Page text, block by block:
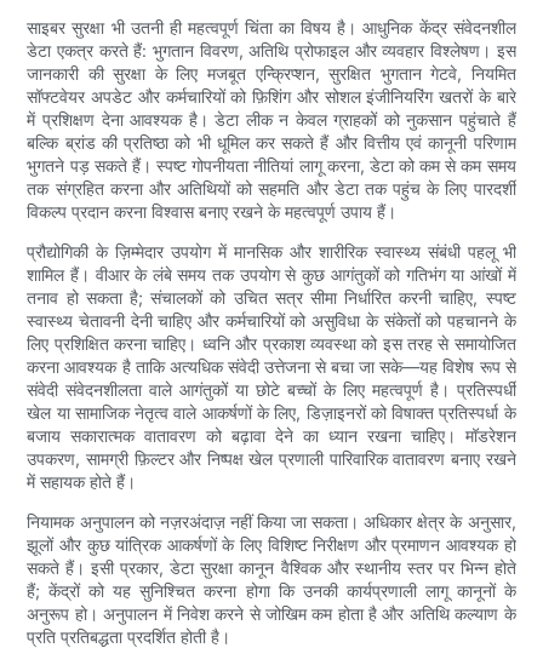
साइबर सुरक्षा भी उतनी ही महत्वपूर्ण चिंता का विषय है। आधुनिक केंद्र संवेदनशील
डेटा एकत्र करते हैं: भुगतान विवरण, अतिथि प्रोफाइल और व्यवहार विश्लेषण। इस
जानकारी की सुरक्षा के लिए मजबूत एन्क्रिप्शन, सुरक्षित भुगतान गेटवे, नियमित
सॉफ्टवेयर अपडेट और कर्मचारियों को फ़िशिंग और सोशल इंजीनियरिंग खतरों के बारे
में प्रशिक्षण देना आवश्यक है। डेटा लीक न केवल ग्राहकों को नुकसान पहुंचाते हैं
बल्कि ब्रांड की प्रतिष्ठा को भी धूमिल कर सकते हैं और वित्तीय एवं कानूनी परिणाम
भुगतने पड़ सकते हैं। स्पष्ट गोपनीयता नीतियां लागू करना, डेटा को कम से कम समय
तक संग्रहित करना और अतिथियों को सहमति और डेटा तक पहुंच के लिए पारदर्शी
विकल्प प्रदान करना विश्वास बनाए रखने के महत्वपूर्ण उपाय हैं।
प्रौद्योगिकी के ज़िम्मेदार उपयोग में मानसिक और शारीरिक स्वास्थ्य संबंधी पहलू भी
शामिल हैं। वीआर के लंबे समय तक उपयोग से कुछ आगंतुकों को गतिभंग या आंखों में
तनाव हो सकता है; संचालकों को उचित सत्र सीमा निर्धारित करनी चाहिए, स्पष्ट
स्वास्थ्य चेतावनी देनी चाहिए और कर्मचारियों को असुविधा के संकेतों को पहचानने के
लिए प्रशिक्षित करना चाहिए। ध्वनि और प्रकाश व्यवस्था को इस तरह से समायोजित
करना आवश्यक है ताकि अत्यधिक संवेदी उत्तेजना से बचा जा सके—यह विशेष रूप से
संवेदी संवेदनशीलता वाले आगंतुकों या छोटे बच्चों के लिए महत्वपूर्ण है। प्रतिस्पर्धी
खेल या सामाजिक नेतृत्व वाले आकर्षणों के लिए, डिज़ाइनरों को विषाक्त प्रतिस्पर्धा के
बजाय सकारात्मक वातावरण को बढ़ावा देने का ध्यान रखना चाहिए। मॉडरेशन
उपकरण, सामग्री फ़िल्टर और निष्पक्ष खेल प्रणाली पारिवारिक वातावरण बनाए रखने
में सहायक होते हैं।
नियामक अनुपालन को नज़रअंदाज़ नहीं किया जा सकता। अधिकार क्षेत्र के अनुसार,
झूलों और कुछ यांत्रिक आकर्षणों के लिए विशिष्ट निरीक्षण और प्रमाणन आवश्यक हो
सकते हैं। इसी प्रकार, डेटा सुरक्षा कानून वैश्विक और स्थानीय स्तर पर भिन्न होते
हैं; केंद्रों को यह सुनिश्चित करना होगा कि उनकी कार्यप्रणाली लागू कानूनों के
अनुरूप हो। अनुपालन में निवेश करने से जोखिम कम होता है और अतिथि कल्याण के
प्रति प्रतिबद्धता प्रदर्शित होती है।